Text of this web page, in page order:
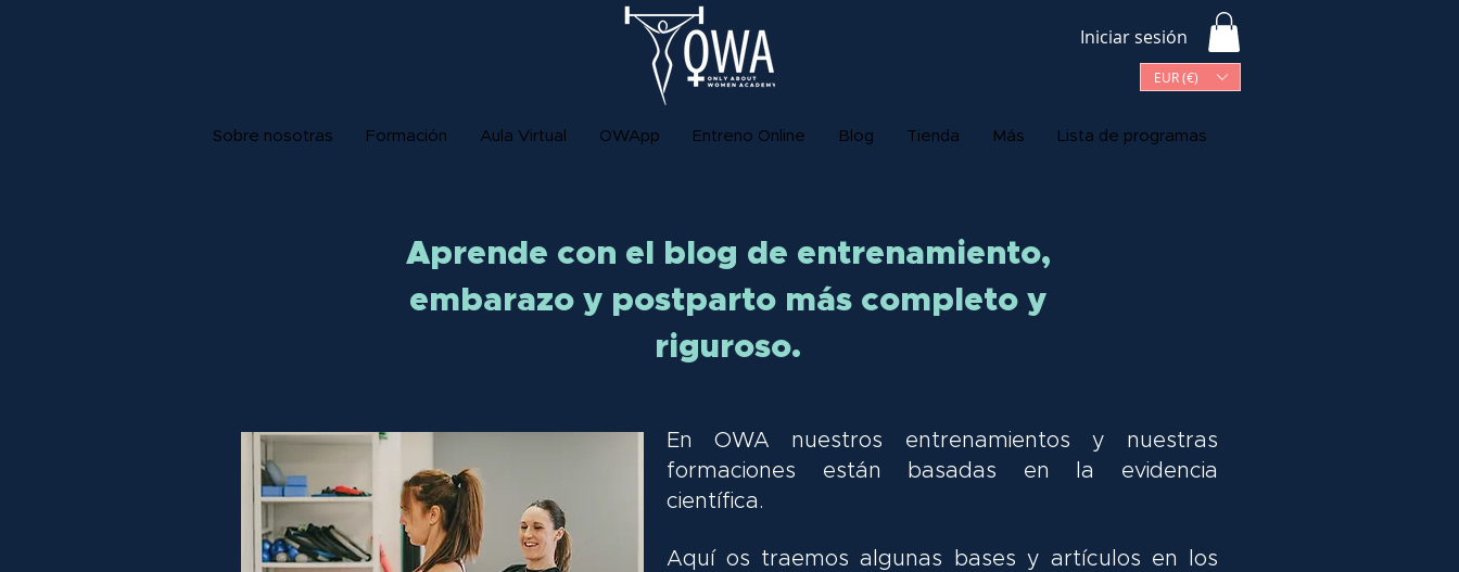
Iniciar sesión
EUR (€)
Sobre nosotras Formación Aula Virtual OWApp Entreno Online Blog Tienda Más Lista de programas
Aprende con el blog de entrenamiento,
embarazo y postparto más completo y
riguroso.
En OWA nuestros entrenamientos y nuestras
formaciones están basadas en la evidencia
científica.
Aquí os traemos algunas bases y artículos en los